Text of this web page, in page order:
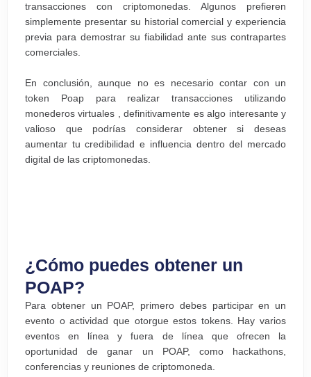
transacciones con criptomonedas. Algunos prefieren
simplemente presentar su historial comercial y experiencia
previa para demostrar su fiabilidad ante sus contrapartes
comerciales.
En conclusión, aunque no es necesario contar con un
token Poap para realizar transacciones utilizando
monederos virtuales , definitivamente es algo interesante y
valioso que podrías considerar obtener si deseas
aumentar tu credibilidad e influencia dentro del mercado
digital de las criptomonedas.
¿Cómo puedes obtener un
POAP?
Para obtener un POAP, primero debes participar en un
evento o actividad que otorgue estos tokens. Hay varios
eventos en línea y fuera de línea que ofrecen la
oportunidad de ganar un POAP, como hackathons,
conferencias y reuniones de criptomoneda.